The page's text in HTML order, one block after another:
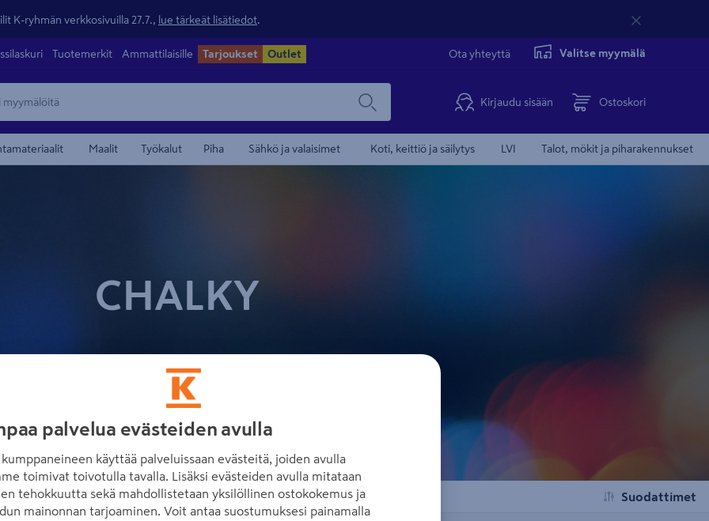
K-ryhmän verkkosivuilla 27.7., lue tärkeät lisätiedot
Tuotemerkit Ammattilaisille Tarjoukset Outlet Ota yhteyttä Valitse myymälä
Kirjaudu sisään Ostoskori
Maalit Työkalut Piha Sähkö ja valaisimet Koti, keittiö ja säilytys LVI Talot, mökit ja piharakennukset
CHALKY
Suodattimet
palvelua evästeiden avulla
käyttää palveluissaan evästeitä, joiden avulla
toimivat toivotulla tavalla. Lisäksi evästeiden avulla mitataan
tehokkuutta sekä mahdollistetaan yksilöllinen ostokokemus ja
mainonnan tarjoaminen. Voit antaa suostumuksesi painamalla